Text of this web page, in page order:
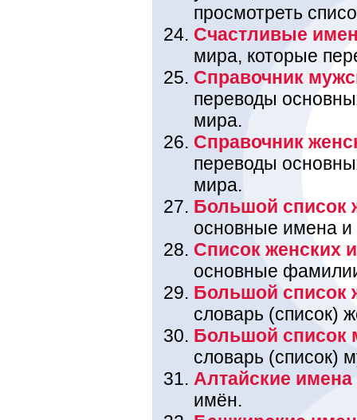
просмотреть
Счастливые
мира, которые
Справочник
переводы
мира.
Справочник
переводы
мира.
Большой список
основные имена
Список женских
основные
Большой список
словарь (список)
Большой список
словарь (список)
Алтайские имена
имён.